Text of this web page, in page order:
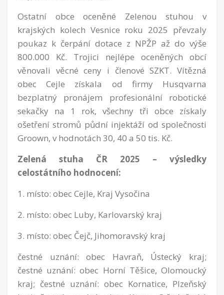
Ostatní obce oceněné Zelenou stuhou v
krajských kolech Vesnice roku 2025 převzaly
poukaz k čerpání dotace z NPŽP až do výše
800.000 Kč. Trojici nejlépe oceněných obcí
věnovali věcné ceny i členové SZKT. Vítězná
obec Cejle získala od firmy Husqvarna
bezplatný pronájem profesionální robotické
sekačky na 1 rok, všechny tři obce získaly
ošetření stromů půdní injektáží od společnosti
Groown, v hodnotách 30, 40 a 50 tis. Kč.
Zelená stuha ČR 2025 – výsledky
celostátního hodnocení:
1. místo: obec Cejle, Kraj Vysočina
2. místo: obec Luby, Karlovarský kraj
3. místo: obec Čejč, Jihomoravský kraj
čestné uznání: obec Havraň, Ústecký kraj;
čestné uznání: obec Horní Těšice, Olomoucký
kraj; čestné uznání: obec Kornatice, Plzeňský